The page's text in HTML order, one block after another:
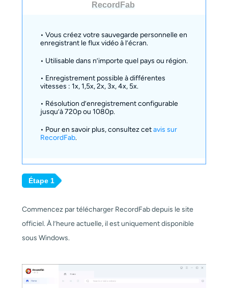
RecordFab
• Vous créez votre sauvegarde personnelle en
enregistrant le flux vidéo à l’écran.
• Utilisable dans n’importe quel pays ou région.
• Enregistrement possible à différentes
vitesses : 1x, 1,5x, 2x, 3x, 4x, 5x.
• Résolution d’enregistrement configurable
jusqu’à 720p ou 1080p.
• Pour en savoir plus, consultez cetavis sur
RecordFab.
Étape 1
Commencez par télécharger RecordFab depuis le site
officiel. À l’heure actuelle, il est uniquement disponible
sous Windows.